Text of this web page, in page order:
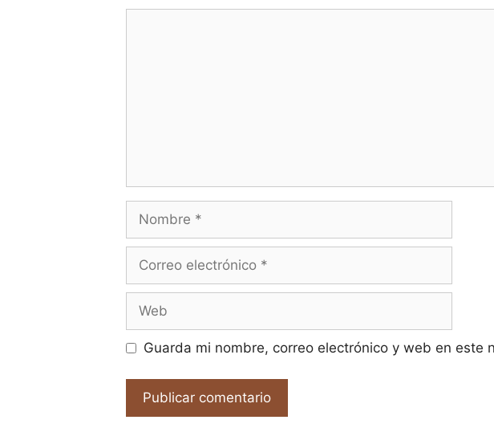
Nombre
Correo
Web
Guarda mi nombre, correo electrónico y web en este